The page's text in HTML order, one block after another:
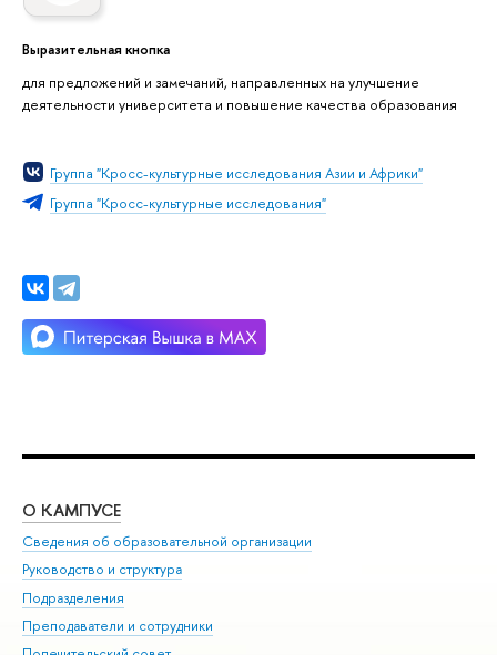
Выразительная кнопка
для предложений и замечаний, направленных на улучшение
деятельности университета и повышение качества образования
Группа "Кросс-культурные исследования Азии и Африки"
Группа "Кросс-культурные исследования"
О КАМПУСЕ
Сведения об образовательной организации
Руководство и структура
Подразделения
Преподаватели и сотрудники